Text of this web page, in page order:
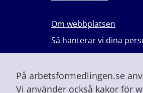
På arbetsformedlingen.se
Vi använder också kakor för
Om webbplatsen
Så hanterar vi dina
Lever du med våld i en
Vid höjd beredskap och